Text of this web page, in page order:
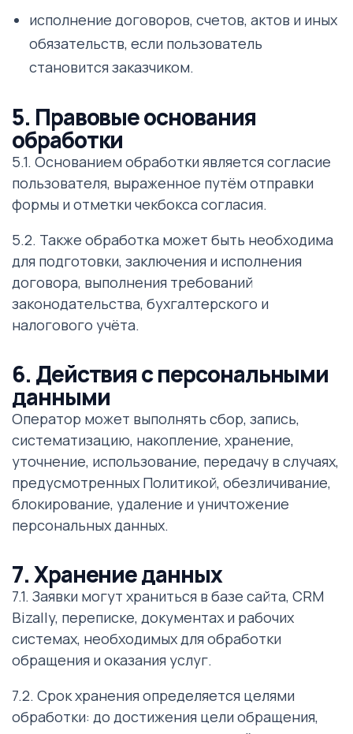
исполнение договоров, счетов, актов и иных
обязательств, если пользователь
становится заказчиком.
5. Правовые основания
обработки
5.1. Основанием обработки является согласие
пользователя, выраженное путём отправки
формы и отметки чекбокса согласия.
5.2. Также обработка может быть необходима
для подготовки, заключения и исполнения
договора, выполнения требований
законодательства, бухгалтерского и
налогового учёта.
6. Действия с персональными
данными
Оператор может выполнять сбор, запись,
систематизацию, накопление, хранение,
уточнение, использование, передачу в случаях,
предусмотренных Политикой, обезличивание,
блокирование, удаление и уничтожение
персональных данных.
7. Хранение данных
7.1. Заявки могут храниться в базе сайта, CRM
Bizally, переписке, документах и рабочих
системах, необходимых для обработки
обращения и оказания услуг.
7.2. Срок хранения определяется целями
обработки: до достижения цели обращения,